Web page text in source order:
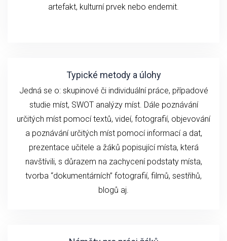
artefakt, kulturní prvek nebo endemit.
Typické metody a úlohy
Jedná se o: skupinové či individuální práce, případové
studie míst, SWOT analýzy míst. Dále poznávání
určitých míst pomocí textů, videí, fotografií, objevování
a poznávání určitých míst pomocí informací a dat,
prezentace učitele a žáků popisující místa, která
navštívili, s důrazem na zachycení podstaty místa,
tvorba “dokumentárních” fotografií, filmů, sestřihů,
blogů aj.